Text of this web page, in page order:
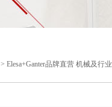
> Elesa+Ganter品牌直营 机械及行